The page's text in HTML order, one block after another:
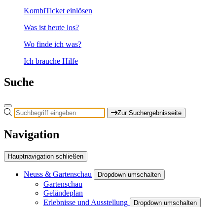
KombiTicket einlösen
Was ist heute los?
Wo finde ich was?
Ich brauche Hilfe
Suche
Zur Suchergebnisseite
Navigation
Hauptnavigation schließen
Neuss & Gartenschau Dropdown umschalten
Gartenschau
Geländeplan
Erlebnisse und Ausstellung
Dropdown umschalten